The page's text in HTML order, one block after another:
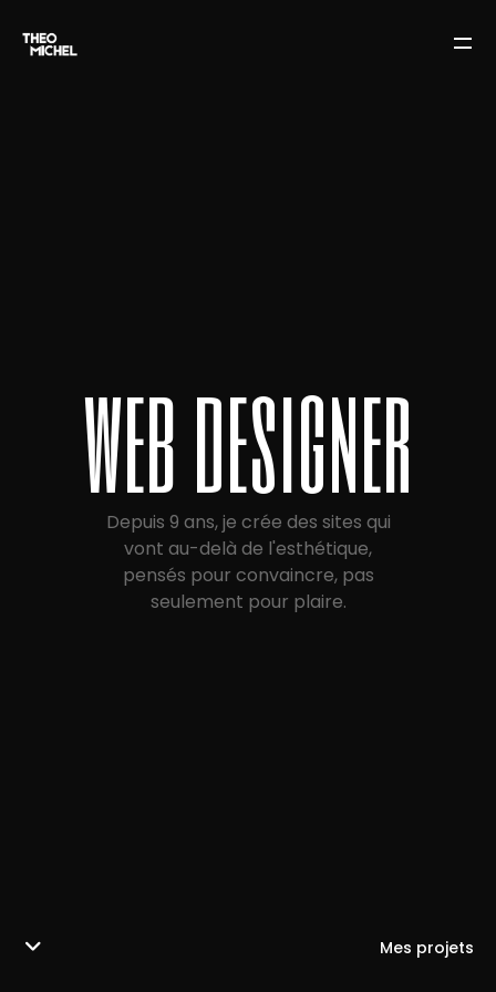
webdesigner
Depuis 9 ans, je crée des sites qui
vont au-delà de l'esthétique,
pensés pour convaincre, pas
seulement pour plaire.
Mes projets